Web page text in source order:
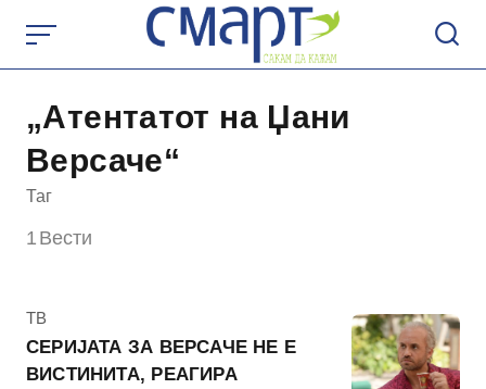
content
„Атентатот на Џани
Версаче“
Таг
1 Вести
КАтегорија
ТВ
СЕРИЈАТА ЗА ВЕРСАЧЕ НЕ Е
ВИСТИНИТА, РЕАГИРА